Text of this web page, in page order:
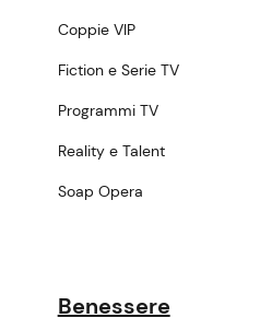
Coppie VIP
Fiction e Serie TV
Programmi TV
Reality e Talent
Soap Opera
Benessere